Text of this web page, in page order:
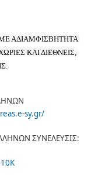
ΑΔΙΑΜΦΙΣΒΗΤΗΤΑ
ΚΑΙ ΔΙΕΘΝΕΙΣ,
sy.gr/
ΣΥΝΕΛΕΥΣΙΣ: